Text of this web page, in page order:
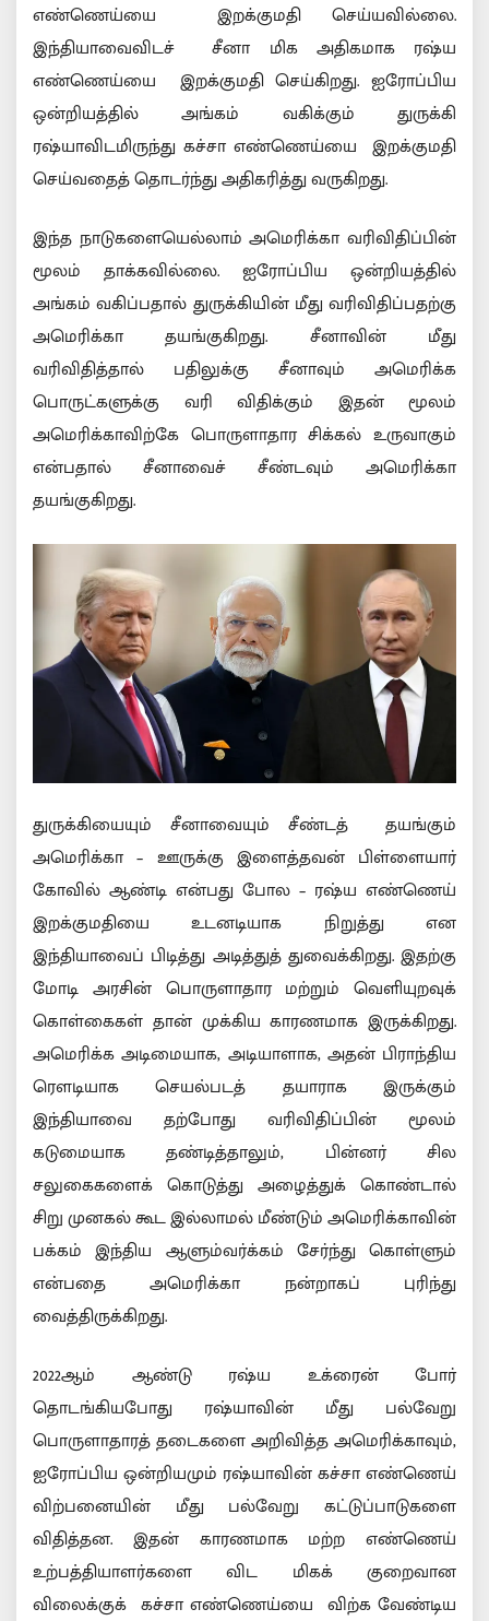
எண்ணெய்யை இறக்குமதி செய்யவில்லை.
இந்தியாவைவிடச் சீனா மிக அதிகமாக ரஷ்ய
எண்ணெய்யை இறக்குமதி செய்கிறது. ஐரோப்பிய
ஒன்றியத்தில் அங்கம் வகிக்கும் துருக்கி
ரஷ்யாவிடமிருந்து கச்சா எண்ணெய்யை இறக்குமதி
செய்வதைத் தொடர்ந்து அதிகரித்து வருகிறது.
இந்த நாடுகளையெல்லாம் அமெரிக்கா வரிவிதிப்பின்
மூலம் தாக்கவில்லை. ஐரோப்பிய ஒன்றியத்தில்
அங்கம் வகிப்பதால் துருக்கியின் மீது வரிவிதிப்பதற்கு
அமெரிக்கா தயங்குகிறது. சீனாவின் மீது
வரிவிதித்தால் பதிலுக்கு சீனாவும் அமெரிக்க
பொருட்களுக்கு வரி விதிக்கும் இதன் மூலம்
அமெரிக்காவிற்கே பொருளாதார சிக்கல் உருவாகும்
என்பதால் சீனாவைச் சீண்டவும் அமெரிக்கா
தயங்குகிறது.
துருக்கியையும் சீனாவையும் சீண்டத் தயங்கும்
அமெரிக்கா – ஊருக்கு இளைத்தவன் பிள்ளையார்
கோவில் ஆண்டி என்பது போல – ரஷ்ய எண்ணெய்
இறக்குமதியை உடனடியாக நிறுத்து என
இந்தியாவைப் பிடித்து அடித்துத் துவைக்கிறது. இதற்கு
மோடி அரசின் பொருளாதார மற்றும் வெளியுறவுக்
கொள்கைகள் தான் முக்கிய காரணமாக இருக்கிறது.
அமெரிக்க அடிமையாக, அடியாளாக, அதன் பிராந்திய
ரௌடியாக செயல்படத் தயாராக இருக்கும்
இந்தியாவை தற்போது வரிவிதிப்பின் மூலம்
கடுமையாக தண்டித்தாலும், பின்னர் சில
சலுகைகளைக் கொடுத்து அழைத்துக் கொண்டால்
சிறு முனகல் கூட இல்லாமல் மீண்டும் அமெரிக்காவின்
பக்கம் இந்திய ஆளும்வர்க்கம் சேர்ந்து கொள்ளும்
என்பதை அமெரிக்கா நன்றாகப் புரிந்து
வைத்திருக்கிறது.
2022ஆம் ஆண்டு ரஷ்ய உக்ரைன் போர்
தொடங்கியபோது ரஷ்யாவின் மீது பல்வேறு
பொருளாதாரத் தடைகளை அறிவித்த அமெரிக்காவும்,
ஐரோப்பிய ஒன்றியமும் ரஷ்யாவின் கச்சா எண்ணெய்
விற்பனையின் மீது பல்வேறு கட்டுப்பாடுகளை
விதித்தன. இதன் காரணமாக மற்ற எண்ணெய்
உற்பத்தியாளர்களை விட மிகக் குறைவான
விலைக்குக் கச்சா எண்ணெய்யை விற்க வேண்டிய